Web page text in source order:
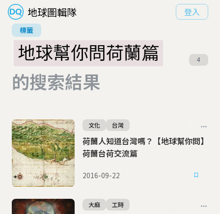
地球圖輯隊 登入
標籤
地球幫你問荷蘭篇
的搜索結果
4
荷蘭人知道台灣嗎？【地球幫你問】
荷蘭台荷交流篇
文化 台灣
2016-09-22
大麻 工時